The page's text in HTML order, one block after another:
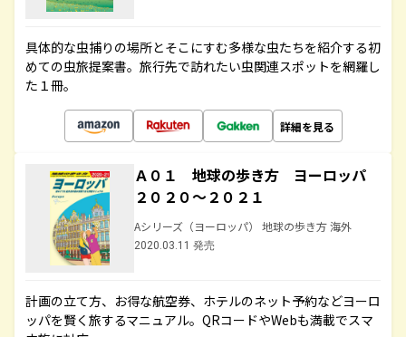
具体的な虫捕りの場所とそこにすむ多様な虫たちを紹介する初
めての虫旅提案書。旅行先で訪れたい虫関連スポットを網羅し
た１冊。
詳細を見る
Ａ０１ 地球の歩き方 ヨーロッパ
２０２０～２０２１
Aシリーズ（ヨーロッパ） 地球の歩き方 海外
2020.03.11 発売
計画の立て方、お得な航空券、ホテルのネット予約などヨーロ
ッパを賢く旅するマニュアル。QRコードやWebも満載でスマ